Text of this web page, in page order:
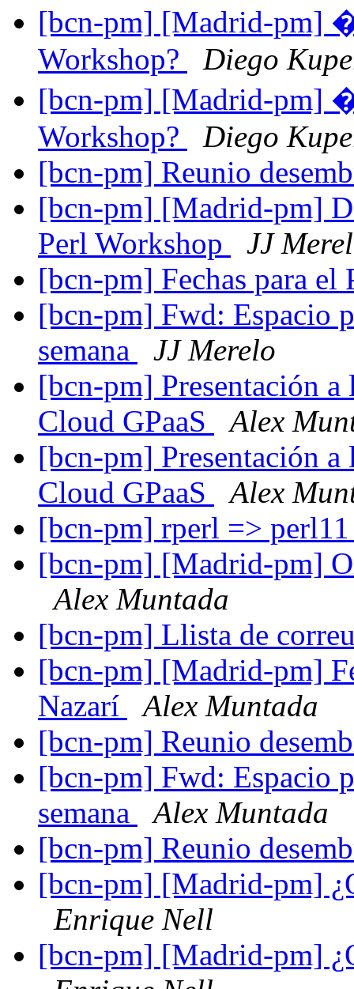
[bcn-pm] [Madrid-pm]
Workshop?
Diego
[bcn-pm] [Madrid-pm]
Workshop?
Diego
[bcn-pm] Reunio
[bcn-pm] [Madrid-pm]
Perl Workshop
JJ
[bcn-pm] Fechas para
[bcn-pm] Fwd: Espacio
semana
JJ Merelo
[bcn-pm] Presentación
Cloud GPaaS
Alex
[bcn-pm] Presentación
Cloud GPaaS
Alex
[bcn-pm] rperl =>
[bcn-pm] [Madrid-pm]
Alex Muntada
[bcn-pm] Llista de
[bcn-pm] [Madrid-pm]
Nazarí
Alex Muntada
[bcn-pm] Reunio
[bcn-pm] Fwd: Espacio
semana
Alex Muntada
[bcn-pm] Reunio
[bcn-pm] [Madrid-pm]
Enrique Nell
[bcn-pm] [Madrid-pm]